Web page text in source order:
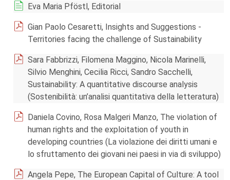
Eva Maria Pföstl, Editorial
Gian Paolo Cesaretti, Insights and Suggestions -
Territories facing the challenge of Sustainability
Sara Fabbrizzi, Filomena Maggino, Nicola Marinelli,
Silvio Menghini, Cecilia Ricci, Sandro Sacchelli,
Sustainability: A quantitative discourse analysis
(Sostenibilità: un’analisi quantitativa della letteratura)
Daniela Covino, Rosa Malgeri Manzo, The violation of
human rights and the exploitation of youth in
developing countries (La violazione dei diritti umani e
lo sfruttamento dei giovani nei paesi in via di sviluppo)
Angela Pepe, The European Capital of Culture: A tool